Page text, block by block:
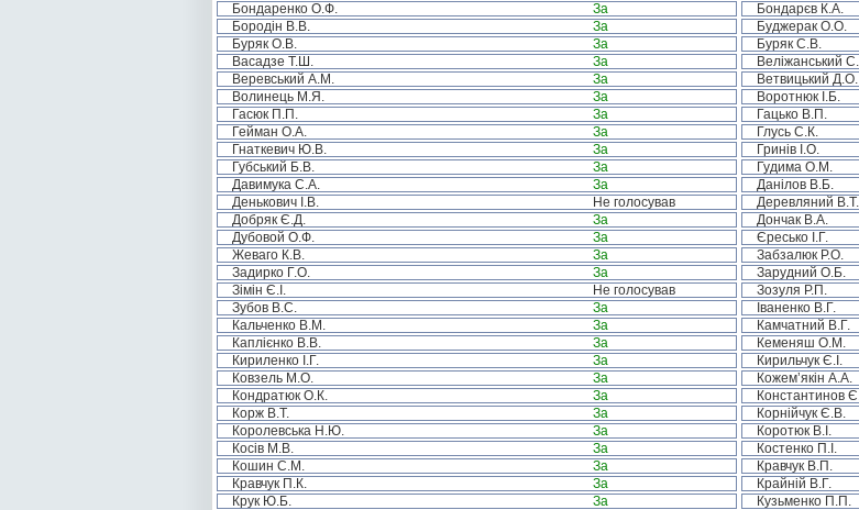
Бондаренко О.Ф.
За Бондарєв К.А.
Бородін В.В.
За Буджерак О.О.
Буряк О.В.
За Буряк С.В.
Васадзе Т.Ш.
За Веліжанський
Веревський А.М.
За Ветвицький Д.О.
Волинець М.Я.
За Воротнюк І.Б.
Гасюк П.П.
За Гацько В.П.
Гейман О.А.
За Глусь С.К.
Гнаткевич Ю.В.
За Гринів І.О.
Губський Б.В.
За Гудима О.М.
Давимука С.А.
За Данілов В.Б.
Денькович І.В.
Не голосував Деревляний В.Т.
Добряк Є.Д.
За Дончак В.А.
Дубовой О.Ф.
За Єресько І.Г.
Жеваго К.В.
За Забзалюк Р.О.
Задирко Г.О.
За Зарудний О.Б.
Зімін Є.І.
Не голосував Зозуля Р.П.
Зубов В.С.
За Іваненко В.Г.
Кальченко В.М.
За Камчатний В.Г.
Каплієнко В.В.
За Кеменяш О.М.
Кириленко І.Г.
За Кирильчук Є.І.
Ковзель М.О.
За Кожем’якін А.А.
Кондратюк О.К.
За Константинов
Корж В.Т.
За Корнійчук Є.В.
Королевська Н.Ю.
За Коротюк В.І.
Косів М.В.
За Костенко П.І.
Кошин С.М.
За Кравчук В.П.
Кравчук П.К.
За Крайній В.Г.
Крук Ю.Б.
За Кузьменко П.П.